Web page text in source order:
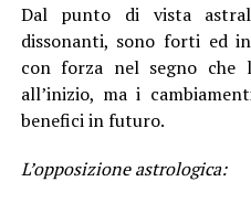
Dal punto di vista
dissonanti, sono forti ed
con forza nel segno che
all’inizio, ma i
benefici in futuro.
L’opposizione astrologica: